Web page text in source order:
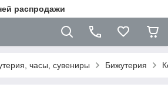
распродажи
часы, сувениры Бижутерия